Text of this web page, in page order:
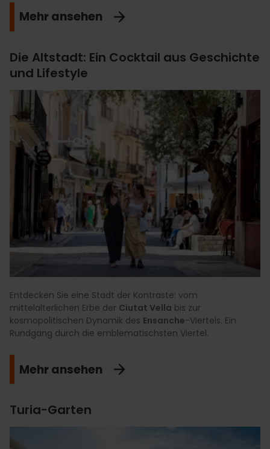
Mehr ansehen
Die Altstadt: Ein Cocktail aus Geschichte
und Lifestyle
Entdecken Sie eine Stadt der Kontraste: vom
mittelalterlichen Erbe der Ciutat Vella bis zur
kosmopolitischen Dynamik des Ensanche-Viertels. Ein
Rundgang durch die emblematischsten Viertel.
Mehr ansehen
Turia-Garten